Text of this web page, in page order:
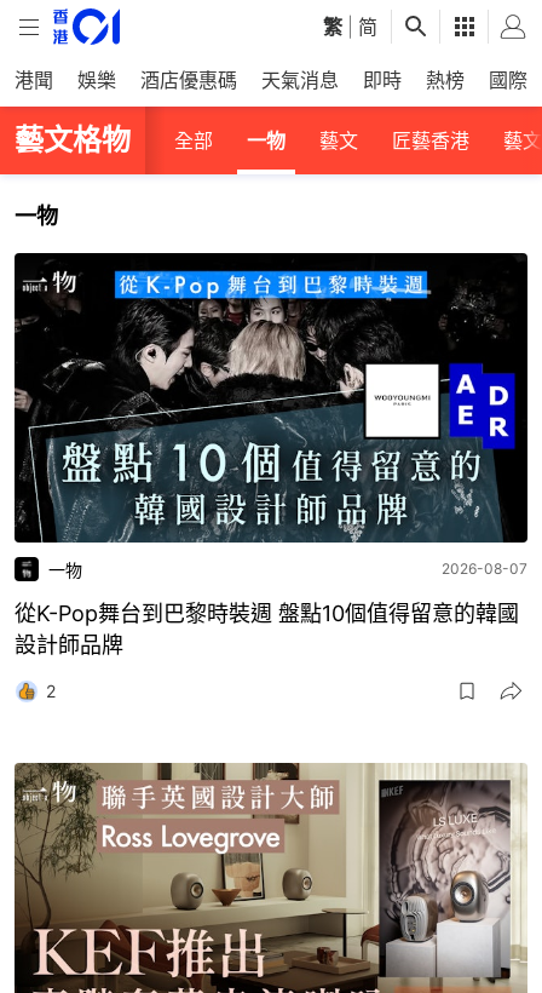
繁 简
港聞 娛樂 酒店優惠碼 天氣消息 即時 熱榜 國際
藝文格物 全部 一物 藝文 匠藝香港 藝
一物
一物 2026-08-07
從K-Pop舞台到巴黎時裝週 盤點10個值得留意的韓國
設計師品牌
2